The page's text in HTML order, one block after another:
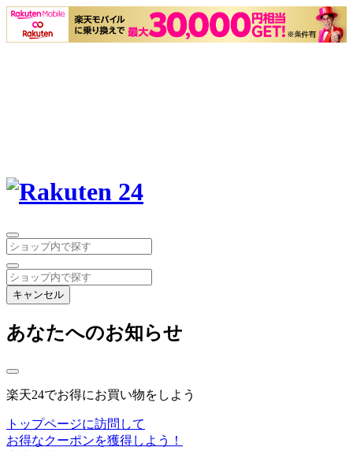
キャンセル
あなたへのお知らせ
楽天24でお得にお買い物をしよう
トップページに訪問して
お得なクーポンを獲得しよう！